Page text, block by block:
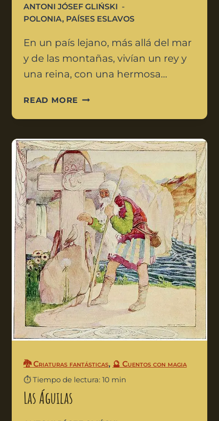
ANTONI JÓSEF GLIŃSKI
POLONIA, PAÍSES ESLAVOS
En un país lejano, más allá del mar
y de las montañas, vivían un rey y
una reina, con una hermosa…
READ MORE
🐉 Criaturas fantásticas, 🔮 Cuentos con magia
⏱️ Tiempo de lectura: 10 min
Las Águilas